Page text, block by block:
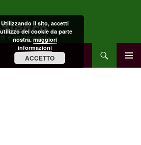
Utilizzando il sito, accetti
dei cookie da parte
nostra.maggiori
informazioni
ACCETTO